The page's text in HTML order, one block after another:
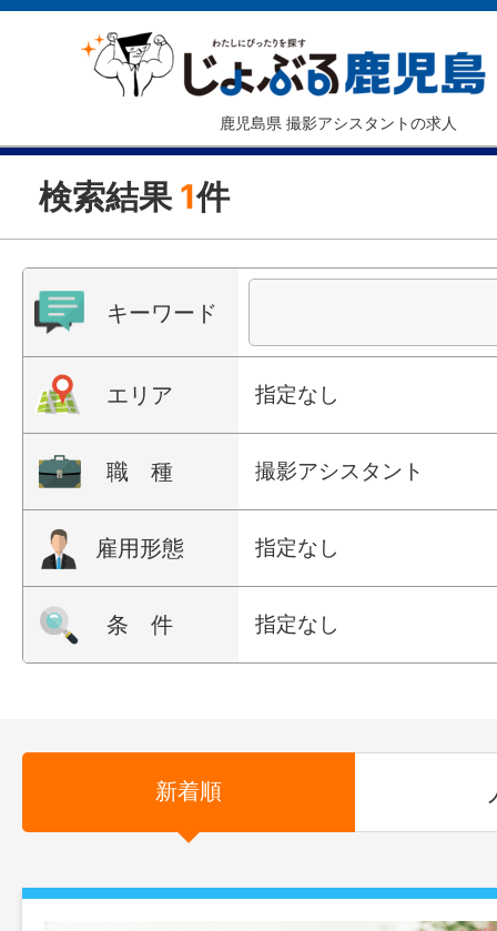
鹿児島県 撮影アシスタントの求人
検索結果 1件
キーワード
エリア 指定なし
職 種 撮影アシスタント
雇用形態 指定なし
条 件 指定なし
新着順